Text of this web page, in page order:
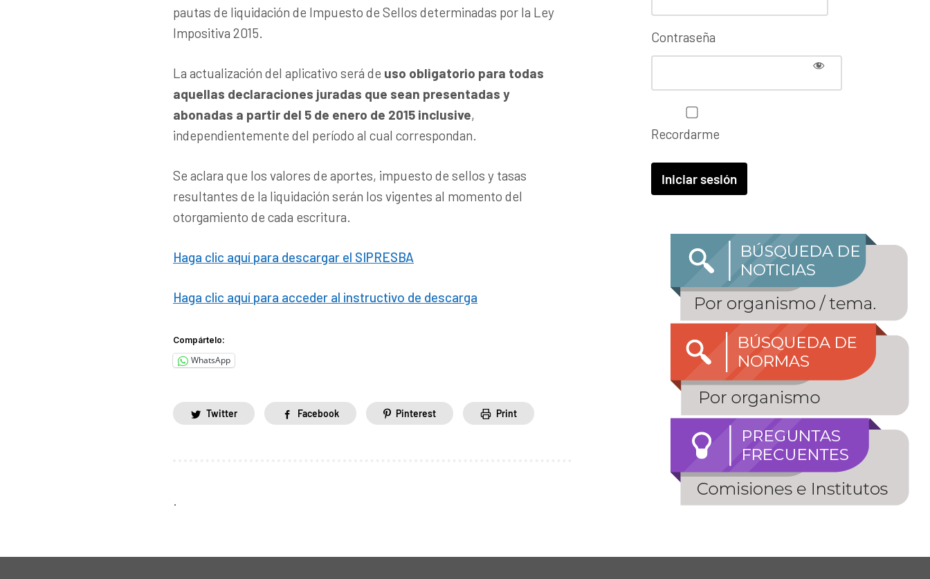
pautas de liquidación de Impuesto de Sellos determinadas por la Ley
Impositiva 2015.
La actualización del aplicativo será de uso obligatorio para todas
aquellas declaraciones juradas que sean presentadas y
abonadas a partir del 5 de enero de 2015 inclusive,
independientemente del período al cual correspondan.
Se aclara que los valores de aportes, impuesto de sellos y tasas
resultantes de la liquidación serán los vigentes al momento del
otorgamiento de cada escritura.
Haga clic aquí para descargar el SIPRESBA
Haga clic aquí para acceder al instructivo de descarga
Compártelo:
WhatsApp
Twitter Facebook Pinterest Print
.
Contraseña
Recordarme